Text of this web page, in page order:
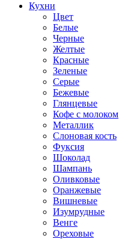
Кухни
Цвет
Белые
Черные
Желтые
Красные
Зеленые
Серые
Бежевые
Глянцевые
Кофе с молоком
Металлик
Слоновая кость
Фуксия
Шоколад
Шампань
Оливковые
Оранжевые
Вишневые
Изумрудные
Венге
Ореховые